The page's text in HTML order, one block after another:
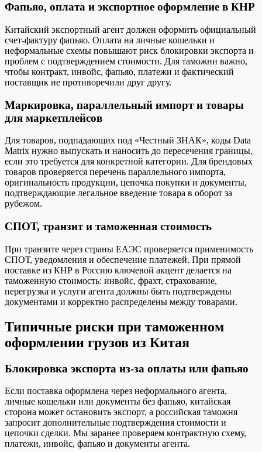
Фапьяо, оплата и экспортное оформление в КНР
Китайский экспортный агент должен оформить официальный
счет-фактуру фапьяо. Оплата на личные кошельки и
неформальные схемы повышают риск блокировки экспорта и
проблем с подтверждением стоимости. Для таможни важно,
чтобы контракт, инвойс, фапьяо, платежи и фактический
поставщик не противоречили друг другу.
Маркировка, параллельный импорт и товары
для маркетплейсов
Для товаров, подпадающих под «Честный ЗНАК», коды Data
Matrix нужно выпускать и наносить до пересечения границы,
если это требуется для конкретной категории. Для брендовых
товаров проверяется перечень параллельного импорта,
оригинальность продукции, цепочка покупки и документы,
подтверждающие легальное введение товара в оборот за
рубежом.
СПОТ, транзит и таможенная стоимость
При транзите через страны ЕАЭС проверяется применимость
СПОТ, уведомления и обеспечение платежей. При прямой
поставке из КНР в Россию ключевой акцент делается на
таможенную стоимость: инвойс, фрахт, страхование,
перегрузка и услуги агента должны быть подтверждены
документами и корректно распределены между товарами.
Типичные риски при таможенном
оформлении грузов из Китая
Блокировка экспорта из-за оплаты или фапьяо
Если поставка оформлена через неформального агента,
личные кошельки или документы без фапьяо, китайская
сторона может остановить экспорт, а российская таможня
запросит дополнительные подтверждения стоимости и
цепочки сделки. Мы заранее проверяем контрактную схему,
платежи, инвойс, фапьяо и документы агента.